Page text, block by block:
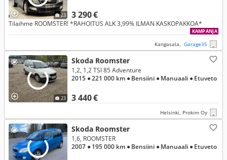
23 3 290 €
Tilaihme ROOMSTER! *RAHOITUS ALK 3,99% ILMAN KASKOPAKKOA*
KAMPANJA
Kangasala, Garage35
23
Skoda Roomster
3 440 €
1,2, 1,2 TSI 85 Adventure
2015 ● 221 000 km ● Bensiini ● Manuaali ● Etuveto
Helsinki, Prokim Oy
Skoda Roomster
1,6, ROOMSTER
2007 ● 195 000 km ● Bensiini ● Manuaali ● Etuveto